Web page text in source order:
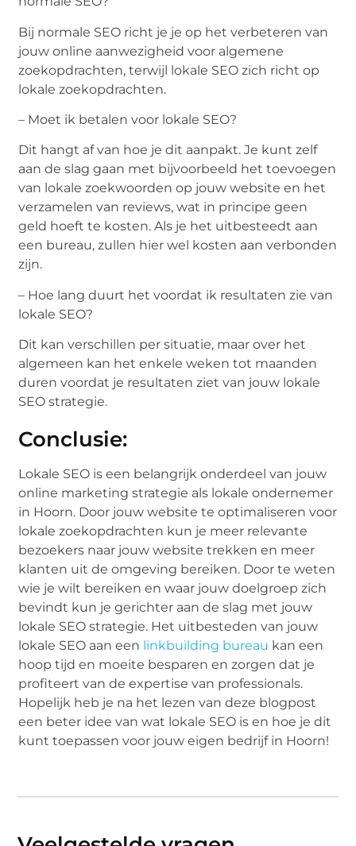
Bij normale SEO richt je je op het verbeteren van
jouw online aanwezigheid voor algemene
zoekopdrachten, terwijl lokale SEO zich richt op
lokale zoekopdrachten.
– Moet ik betalen voor lokale SEO?
Dit hangt af van hoe je dit aanpakt. Je kunt zelf
aan de slag gaan met bijvoorbeeld het toevoegen
van lokale zoekwoorden op jouw website en het
verzamelen van reviews, wat in principe geen
geld hoeft te kosten. Als je het uitbesteedt aan
een bureau, zullen hier wel kosten aan verbonden
zijn.
– Hoe lang duurt het voordat ik resultaten zie van
lokale SEO?
Dit kan verschillen per situatie, maar over het
algemeen kan het enkele weken tot maanden
duren voordat je resultaten ziet van jouw lokale
SEO strategie.
Conclusie:
Lokale SEO is een belangrijk onderdeel van jouw
online marketing strategie als lokale ondernemer
in Hoorn. Door jouw website te optimaliseren voor
lokale zoekopdrachten kun je meer relevante
bezoekers naar jouw website trekken en meer
klanten uit de omgeving bereiken. Door te weten
wie je wilt bereiken en waar jouw doelgroep zich
bevindt kun je gerichter aan de slag met jouw
lokale SEO strategie. Het uitbesteden van jouw
lokale SEO aan een linkbuilding bureau kan een
hoop tijd en moeite besparen en zorgen dat je
profiteert van de expertise van professionals.
Hopelijk heb je na het lezen van deze blogpost
een beter idee van wat lokale SEO is en hoe je dit
kunt toepassen voor jouw eigen bedrijf in Hoorn!